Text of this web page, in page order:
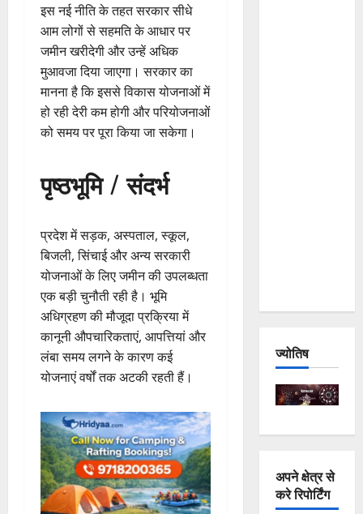
इस नई नीति के तहत सरकार सीधे
आम लोगों से सहमति के आधार पर
जमीन खरीदेगी और उन्हें अधिक
मुआवजा दिया जाएगा। सरकार का
मानना है कि इससे विकास योजनाओं में
हो रही देरी कम होगी और परियोजनाओं
को समय पर पूरा किया जा सकेगा।
पृष्ठभूमि / संदर्भ
प्रदेश में सड़क, अस्पताल, स्कूल,
बिजली, सिंचाई और अन्य सरकारी
योजनाओं के लिए जमीन की उपलब्धता
एक बड़ी चुनौती रही है। भूमि
अधिग्रहण की मौजूदा प्रक्रिया में
कानूनी औपचारिकताएं, आपत्तियां और
लंबा समय लगने के कारण कई
योजनाएं वर्षों तक अटकी रहती हैं।
ज्योतिष
अपने क्षेत्र से
करे रिपोर्टिंग